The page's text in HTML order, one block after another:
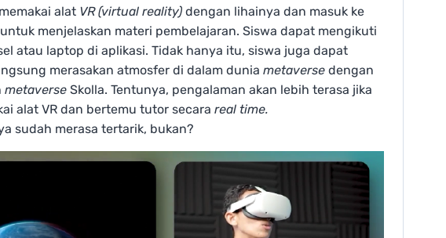
alat VR (virtual reality) dengan lihainya dan masuk ke
untuk menjelaskan materi pembelajaran. Siswa dapat mengikuti
atau laptop di aplikasi. Tidak hanya itu, siswa juga dapat
merasakan atmosfer di dalam dunia metaverse dengan
metaverse Skolla. Tentunya, pengalaman akan lebih terasa jika
alat VR dan bertemu tutor secara real time.
sudah merasa tertarik, bukan?